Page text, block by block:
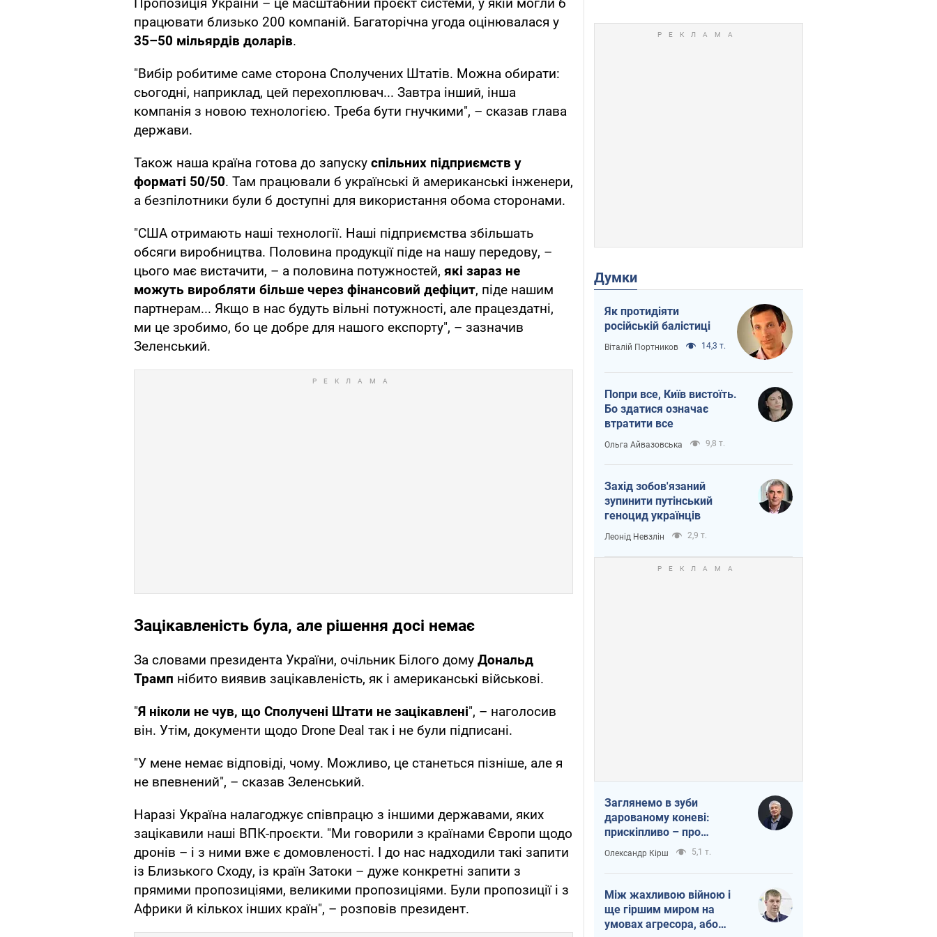
Пропозиція України – це масштабний проєкт системи, у якій могли б
працювати близько 200 компаній. Багаторічна угода оцінювалася у
35–50 мільярдів доларів.
"Вибір робитиме саме сторона Сполучених Штатів. Можна обирати:
сьогодні, наприклад, цей перехоплювач... Завтра інший, інша
компанія з новою технологією. Треба бути гнучкими", – сказав глава
держави.
Також наша країна готова до запуску спільних підприємств у
форматі 50/50. Там працювали б українські й американські інженери,
а безпілотники були б доступні для використання обома сторонами.
"США отримають наші технології. Наші підприємства збільшать
обсяги виробництва. Половина продукції піде на нашу передову, –
цього має вистачити, – а половина потужностей, які зараз не
можуть виробляти більше через фінансовий дефіцит, піде нашим
партнерам... Якщо в нас будуть вільні потужності, але працездатні,
ми це зробимо, бо це добре для нашого експорту", – зазначив
Зеленський.
Зацікавленість була, але рішення досі немає
За словами президента України, очільник Білого дому Дональд
Трамп нібито виявив зацікавленість, як і американські військові.
"Я ніколи не чув, що Сполучені Штати не зацікавлені", – наголосив
він. Утім, документи щодо Drone Deal так і не були підписані.
"У мене немає відповіді, чому. Можливо, це станеться пізніше, але я
не впевнений", – сказав Зеленський.
Наразі Україна налагоджує співпрацю з іншими державами, яких
зацікавили наші ВПК-проєкти. "Ми говорили з країнами Європи щодо
дронів – і з ними вже є домовленості. І до нас надходили такі запити
із Близького Сходу, із країн Затоки – дуже конкретні запити з
прямими пропозиціями, великими пропозиціями. Були пропозиції і з
Африки й кількох інших країн", – розповів президент.
Думки
Як протидіяти
російській балістиці
Віталій Портников 14,3 т.
Попри все, Київ вистоїть.
Бо здатися означає
втратити все
Ольга Айвазовська 9,8 т.
Захід зобов'язаний
зупинити путінський
геноцид українців
Леонід Невзлін 2,9 т.
Заглянемо в зуби
дарованому коневі:
прискіпливо – про
допомогу Україні
Олександр Кірш 5,1 т.
Між жахливою війною і
ще гіршим миром на
умовах агресора, або